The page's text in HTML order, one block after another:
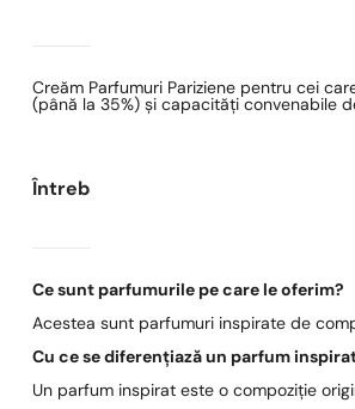
Creăm Parfumuri Pariziene pentru cei
(până la 35%) și capacități convenabile
Întrebări frecvente
Ce sunt parfumurile pe care le oferim?
Acestea sunt parfumuri inspirate de
Cu ce se diferențiază un parfum
Un parfum inspirat este o compoziție